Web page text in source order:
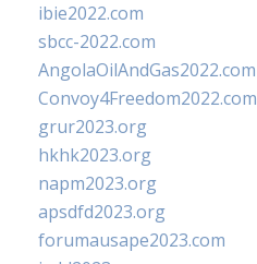
ibie2022.com
sbcc-2022.com
AngolaOilAndGas2022.com
Convoy4Freedom2022.com
grur2023.org
hkhk2023.org
napm2023.org
apsdfd2023.org
forumausape2023.com